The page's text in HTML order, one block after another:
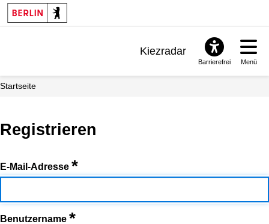
Kiezradar
Barrierefrei Menü
Startseite
Registrieren
E-Mail-Adresse *
Benutzername *